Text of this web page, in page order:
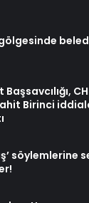
Birinci
söylemlerine